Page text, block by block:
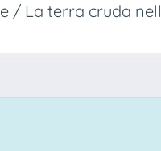
/ La terra cruda